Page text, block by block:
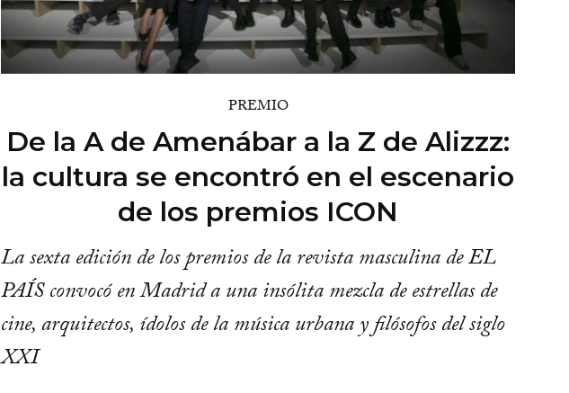
PREMIO
De la A de Amenábar a la Z de Alizzz:
la cultura se encontró en el escenario
de los premios ICON
La sexta edición de los premios de la revista masculina de EL
PAÍS convocó en Madrid a una insólita mezcla de estrellas de
cine, arquitectos, ídolos de la música urbana y filósofos del siglo
XXI